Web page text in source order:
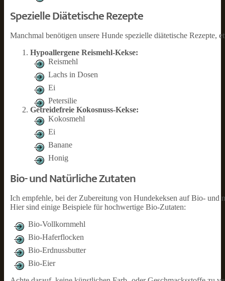
Spezielle Diätetische Rezepte
Manchmal benötigen unsere Hunde spezielle diätetische
Hypoallergene Reismehl-Kekse:
Reismehl
Lachs in Dosen
Ei
Petersilie
Getreidefreie Kokosnuss-Kekse:
Kokosmehl
Ei
Banane
Honig
Bio- und Natürliche Zutaten
Ich empfehle, bei der Zubereitung von Hundekeksen auf Bio- und
Hier sind einige Beispiele für hochwertige Bio-Zutaten:
Bio-Vollkornmehl
Bio-Haferflocken
Bio-Erdnussbutter
Bio-Eier